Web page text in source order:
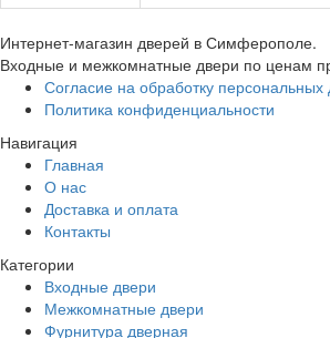
Интернет-магазин дверей в Симферополе.
Входные и межкомнатные двери по ценам
Согласие на обработку
Политика конфиденциальности
Навигация
Главная
О нас
Доставка и оплата
Контакты
Категории
Входные двери
Межкомнатные двери
Фурнитура дверная